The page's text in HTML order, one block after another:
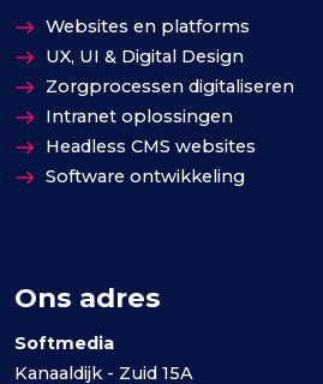
Websites en platforms
UX, UI & Digital Design
Zorgprocessen digitaliseren
Intranet oplossingen
Headless CMS websites
Software ontwikkeling
Ons adres
Softmedia
Kanaaldijk - Zuid 15A